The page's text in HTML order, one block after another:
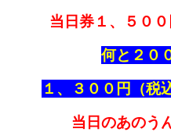
当日券１、５０
何と２０
１、３００円（税
当日のあのう